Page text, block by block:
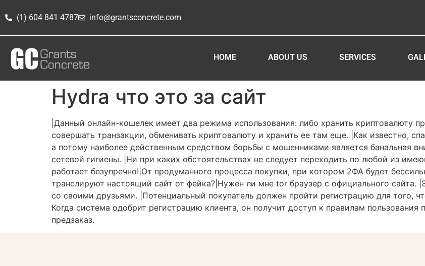
(1) 604 841 4787 info@grantsconcrete.com
HOME ABOUT US SERVICES
Hydra что это за сайт
|Данный онлайн-кошелек имеет два режима использования: либо хранить криптовалюту
совершать транзакции, обменивать криптовалюту и хранить ее там еще. |Как известно,
а потому наиболее действенным средством борьбы с мошенниками является банальная
сетевой гигиены. |Ни при каких обстоятельствах не следует переходить по любой из
работает безупречно!|От продуманного процесса покупки, при котором 2ФА будет
транслируют настоящий сайт от фейка?|Нужен ли мне tor браузер с официального сайта.
со своими друзьями. |Потенциальный покупатель должен пройти регистрацию для того,
Когда система одобрит регистрацию клиента, он получит доступ к правилам
предзаказ.